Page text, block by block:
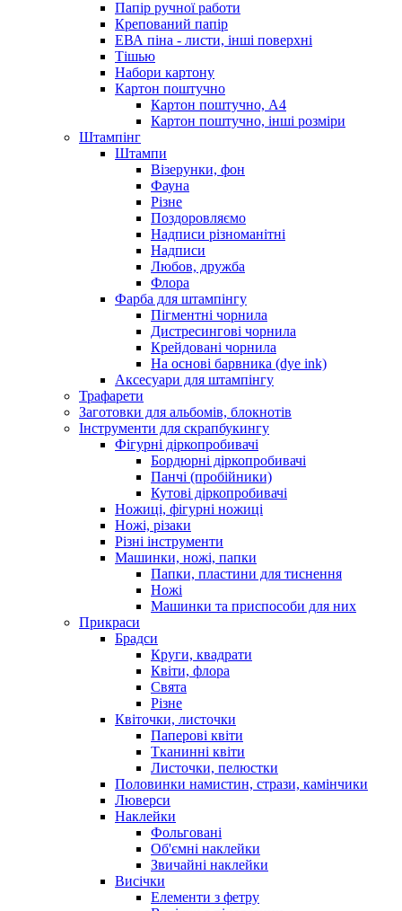
Папір ручної работи
Крепований папір
ЕВА піна - листи, інші поверхні
Тішью
Набори картону
Картон поштучно
Картон поштучно, А4
Картон поштучно, інші розміри
Штампінг
Штампи
Візерунки, фон
Фауна
Різне
Поздоровляємо
Надписи різноманітні
Надписи
Любов, дружба
Флора
Фарба для штампінгу
Пігментні чорнила
Дистресингові чорнила
Крейдовані чорнила
На основі барвника (dye ink)
Аксесуари для штампінгу
Трафарети
Заготовки для альбомів, блокнотів
Інструменти для скрапбукингу
Фігурні діркопробивачі
Бордюрні діркопробивачі
Панчі (пробійники)
Кутові діркопробивачі
Ножиці, фігурні ножиці
Ножі, різаки
Різні інструменти
Машинки, ножі, папки
Папки, пластини для тиснення
Ножі
Машинки та приспособи для них
Прикраси
Брадси
Круги, квадрати
Квіти, флора
Свята
Різне
Квіточки, листочки
Паперові квіти
Тканинні квіти
Листочки, пелюстки
Половинки намистин, стрази, камінчики
Люверси
Наклейки
Фольговані
Об'ємні наклейки
Звичайні наклейки
Висічки
Елементи з фетру